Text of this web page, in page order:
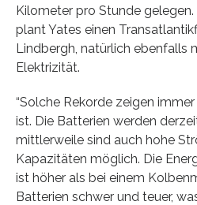
Kilometer pro Stunde
plant Yates einen
Lindbergh, natürlich ebenfalls
Elektrizität.
“Solche Rekorde zeigen
ist. Die Batterien werden
mittlerweile sind auch hohe
Kapazitäten möglich. Die
ist höher als bei einem
Batterien schwer und teuer,